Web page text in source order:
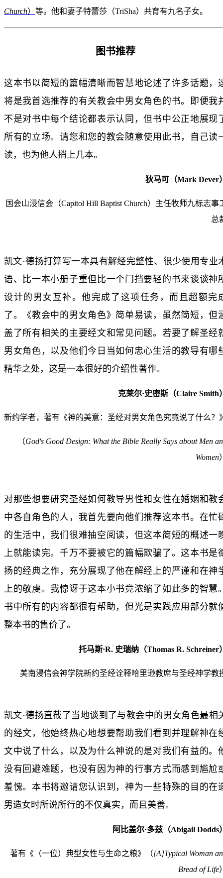
Church） 等。他和妻子特蕾莎（TriSha）共育有九名子女。
图书推荐
这本书以简短的篇幅清晰而智慧地论述了许多话题，
将是我首选推荐的有关教会中男女角色的书。即便我
不是对书中每个结论都表示认同，但书中公正地展现
所有的立场。请您和您的教会随意使用此书，自己读
读，也为他人捎上几本。
狄马可（Mark Dever
国会山浸信会（Capitol Hill Baptist Church）主任牧师九标志事
总
凯文·德扬打算写一本具有解经完整性、很少使用专业
语、比一本小册子重但比一个门挡要轻的书来谈谈神
设计的男女互补。他完成了这项任务，而且超额完
了。《教会中的男女角色》简单易读，虽然简短，但
盖了所有相关的主要经文和常见问题。若要了解圣经
男女角色，以及他们今日当如何忠心生活的教导有哪
精华之处，这是一本很好的介绍性著作。
克莱尔·史密斯（Claire Smith
新约学者，著有《神的美意：圣经对男女角色究竟说了什么？
（God's Good Design: What the Bible Really Says about Men
Women
对那些想要研究圣经如何教导男性和女性在婚姻和教
中各自角色的人，我首先要向他们推荐这本书。在忙
的生活中，我们很难抽空阅读，但这本简短的概述一
上就能读完。千万不要被它的篇幅欺骗了。这本书是
扬的经典之作，充分展现了他在解经上的严谨和在神
上的敬虔。我惊讶于这本小书竟浓缩了如此多的智慧
书中所有的内容都很有帮助，但光是实践应用部分就
整本书的售价了。
托马斯·R. 史瑞纳（Thomas R. Schreiner
美南浸信会神学院新约圣经诠释哈里逊教席与圣经神学教
凯文·德扬直截了当地谈到了与教会中的男女角色最相
的经文，他始终热心地想要帮助我们看到并理解神在
文中说了什么，以及为什么神说的是对我们有益的。
没有回避难题，也没有因为神的行事方式而感到尴尬
羞愧。本书将邀请您认识到，神为一些特殊的目的在
男造女时所说所行的不仅真实，而且美善。
阿比盖尔·多兹（Abigail Dodds
著有《（一位）典型女性与生命之粮》（[A]Typical Woman
Bread of Life